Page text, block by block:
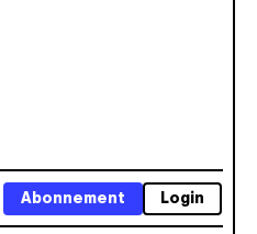
Login
Abonnement